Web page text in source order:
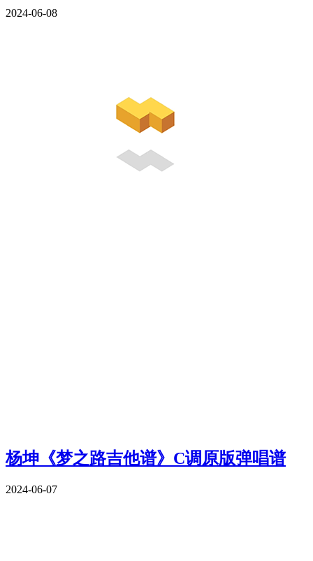
2024-06-08
杨坤《梦之路吉他谱》C调原版弹唱谱
2024-06-07